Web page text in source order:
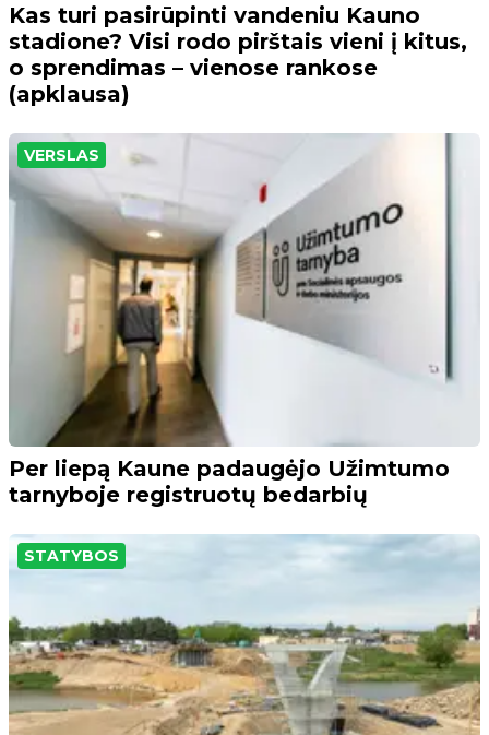
Kas turi pasirūpinti vandeniu Kauno
stadione? Visi rodo pirštais vieni į kitus,
o sprendimas – vienose rankose
(apklausa)
VERSLAS
Per liepą Kaune padaugėjo Užimtumo
tarnyboje registruotų bedarbių
STATYBOS